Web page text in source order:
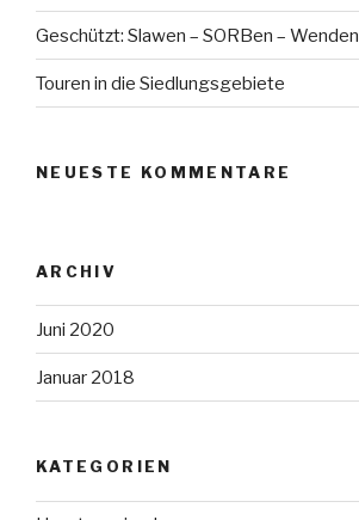
Geschützt: Slawen – SORBen – Wenden
Touren in die Siedlungsgebiete
NEUESTE KOMMENTARE
ARCHIV
Juni 2020
Januar 2018
KATEGORIEN